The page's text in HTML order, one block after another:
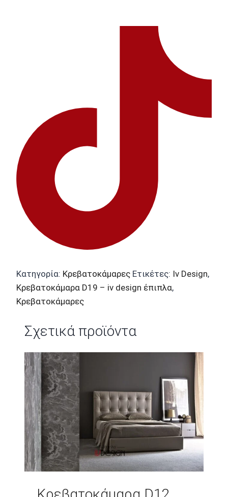
Κατηγορία: Κρεβατοκάμαρες Ετικέτες: Iv Design,
Κρεβατοκάμαρα D19 – iv design έπιπλα,
Κρεβατοκάμαρες
Σχετικά προϊόντα